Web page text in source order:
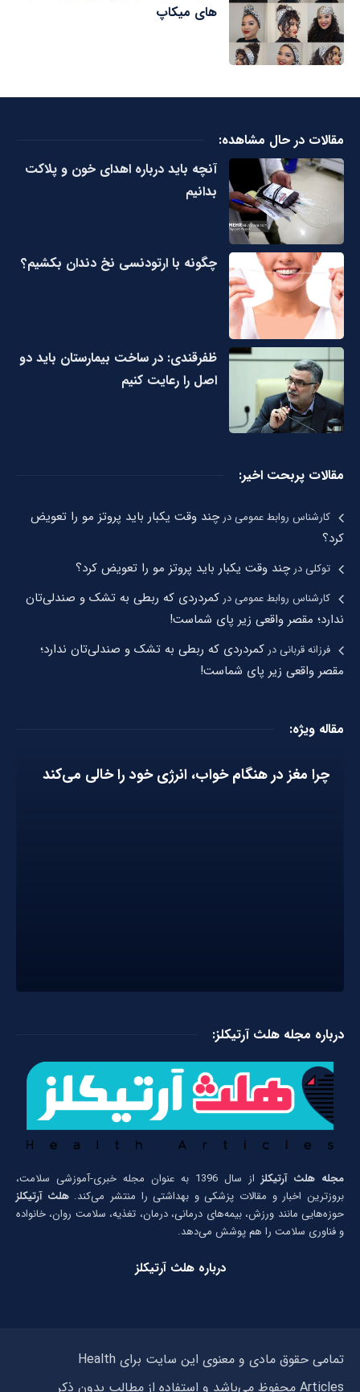
های میکاپ
مقالات در حال مشاهده:
آنچه باید درباره اهدای خون و پلاکت
بدانیم
چگونه با ارتودنسی نخ دندان بکشیم؟
ظفرقندی: در ساخت بیمارستان باید دو
اصل را رعایت کنیم
مقالات پربحت اخیر:
کارشناس روابط عمومیدرچند وقت یکبار باید پروتز مو را تعویض
کرد؟
توکلیدرچند وقت یکبار باید پروتز مو را تعویض کرد؟
کارشناس روابط عمومیدرکمردردی که ربطی به تشک و صندلی‌تان
ندارد؛ مقصر واقعی زیر پای شماست!
فرزانه قربانیدرکمردردی که ربطی به تشک و صندلی‌تان ندارد؛
مقصر واقعی زیر پای شماست!
مقاله ویژه:
چرا مغز در هنگام خواب، انرژی خود را خالی می‌کند
درباره مجله هلث آرتیکلز:
مجله هلث آرتیکلز
از سال 1396 به عنوان مجله خبری-آموزشی سلامت،
بروزترین اخبار و مقالات پزشکی و بهداشتی را منتشر می‌کند.هلث آرتیکلز
حوزه‌هایی مانند ورزش، بیمه‌های درمانی، درمان، تغذیه، سلامت روان، خانواده
و فناوری سلامت را هم پوشش می‌دهد.
درباره هلث آرتیکلز
تمامی حقوق مادی و معنوی این سایت برای Health
Articles محفوظ می‌باشد و استفاده از مطالب بدون ذکر